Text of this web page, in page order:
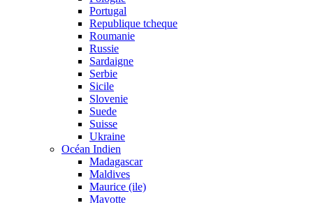
Portugal
Republique tcheque
Roumanie
Russie
Sardaigne
Serbie
Sicile
Slovenie
Suede
Suisse
Ukraine
Océan Indien
Madagascar
Maldives
Maurice (ile)
Mayotte